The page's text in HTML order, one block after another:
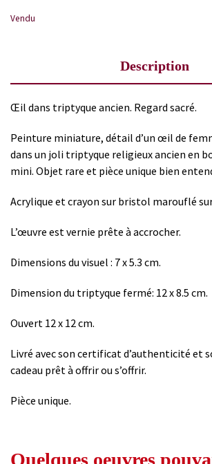
Vendu
Description
Œil dans triptyque ancien. Regard sacré.
Peinture miniature, détail d’un œil de
dans un joli triptyque religieux ancien en
mini. Objet rare et pièce unique bien
Acrylique et crayon sur bristol marouflé
L’œuvre est vernie prête à accrocher.
Dimensions du visuel : 7 x 5.3 cm.
Dimension du triptyque fermé: 12 x 8.5 cm.
Ouvert 12 x 12 cm.
Livré avec son certificat d’authenticité et
cadeau prêt à offrir ou s’offrir.
Pièce unique.